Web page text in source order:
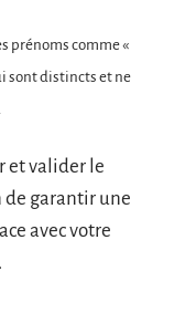
prénoms comme «
sont distincts et ne
et valider le
de garantir une
avec votre